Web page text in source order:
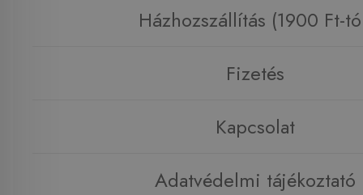
Házhozszállítás (1900 Ft-
Fizetés
Kapcsolat
Adatvédelmi tájékoztató